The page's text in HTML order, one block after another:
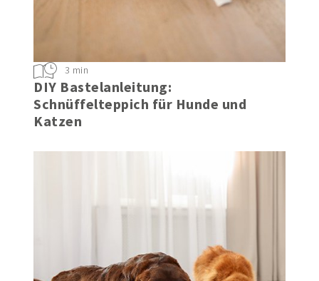
DIY Bastelanleitung:
Schnüffelteppich für Hunde und
Katzen
3 min